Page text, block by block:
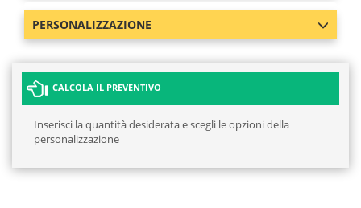
PERSONALIZZAZIONE
CALCOLA IL PREVENTIVO
Inserisci la quantità desiderata e scegli le opzioni della
personalizzazione